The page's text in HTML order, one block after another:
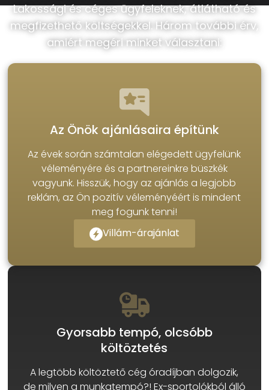
Lakossági és céges ügyfeleknek, átlátható és
megfizethető költségekkel. Három további érv,
amiért megéri minket választani:
Gyorsabb tempó, olcsóbb
költöztetés
A legtöbb költöztető cég óradíjban dolgozik,
de milyen a munkatempó?! Ex-sportolókból álló
Az Önök ajánlásaira építünk
Az évek során számtalan elégedett ügyfelünk
véleményére és a partnereinkre büszkék
vagyunk. Hisszük, hogy az ajánlás a legjobb
reklám, az Ön pozitív véleményéért is mindent
meg fogunk tenni!
Villám-árajánlat